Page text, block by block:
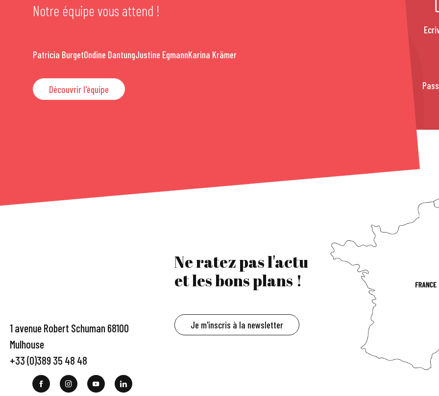
Notre équipe vous attend !
Patricia BurgetOndine DantungJustine EgmannKarina Krämer
Découvrir l'équipe
1 avenue Robert Schuman 68100
Mulhouse
+33 (0)389 35 48 48
Ne ratez pas l'actu
et les bons plans !
Je m'inscris à la newsletter